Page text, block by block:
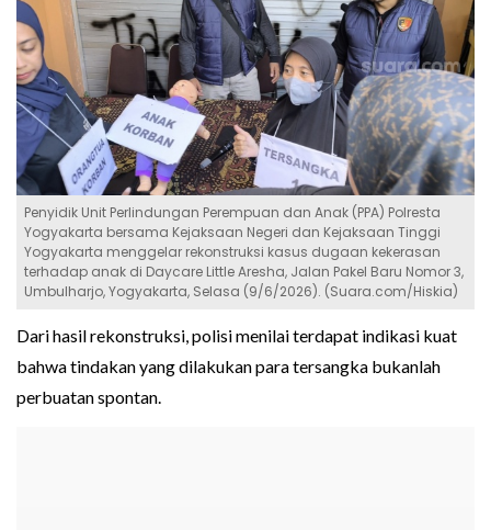
Penyidik Unit Perlindungan Perempuan dan Anak (PPA) Polresta
Yogyakarta bersama Kejaksaan Negeri dan Kejaksaan Tinggi
Yogyakarta menggelar rekonstruksi kasus dugaan kekerasan
terhadap anak di Daycare Little Aresha, Jalan Pakel Baru Nomor 3,
Umbulharjo, Yogyakarta, Selasa (9/6/2026). (Suara.com/Hiskia)
Dari hasil rekonstruksi, polisi menilai terdapat indikasi kuat
bahwa tindakan yang dilakukan para tersangka bukanlah
perbuatan spontan.